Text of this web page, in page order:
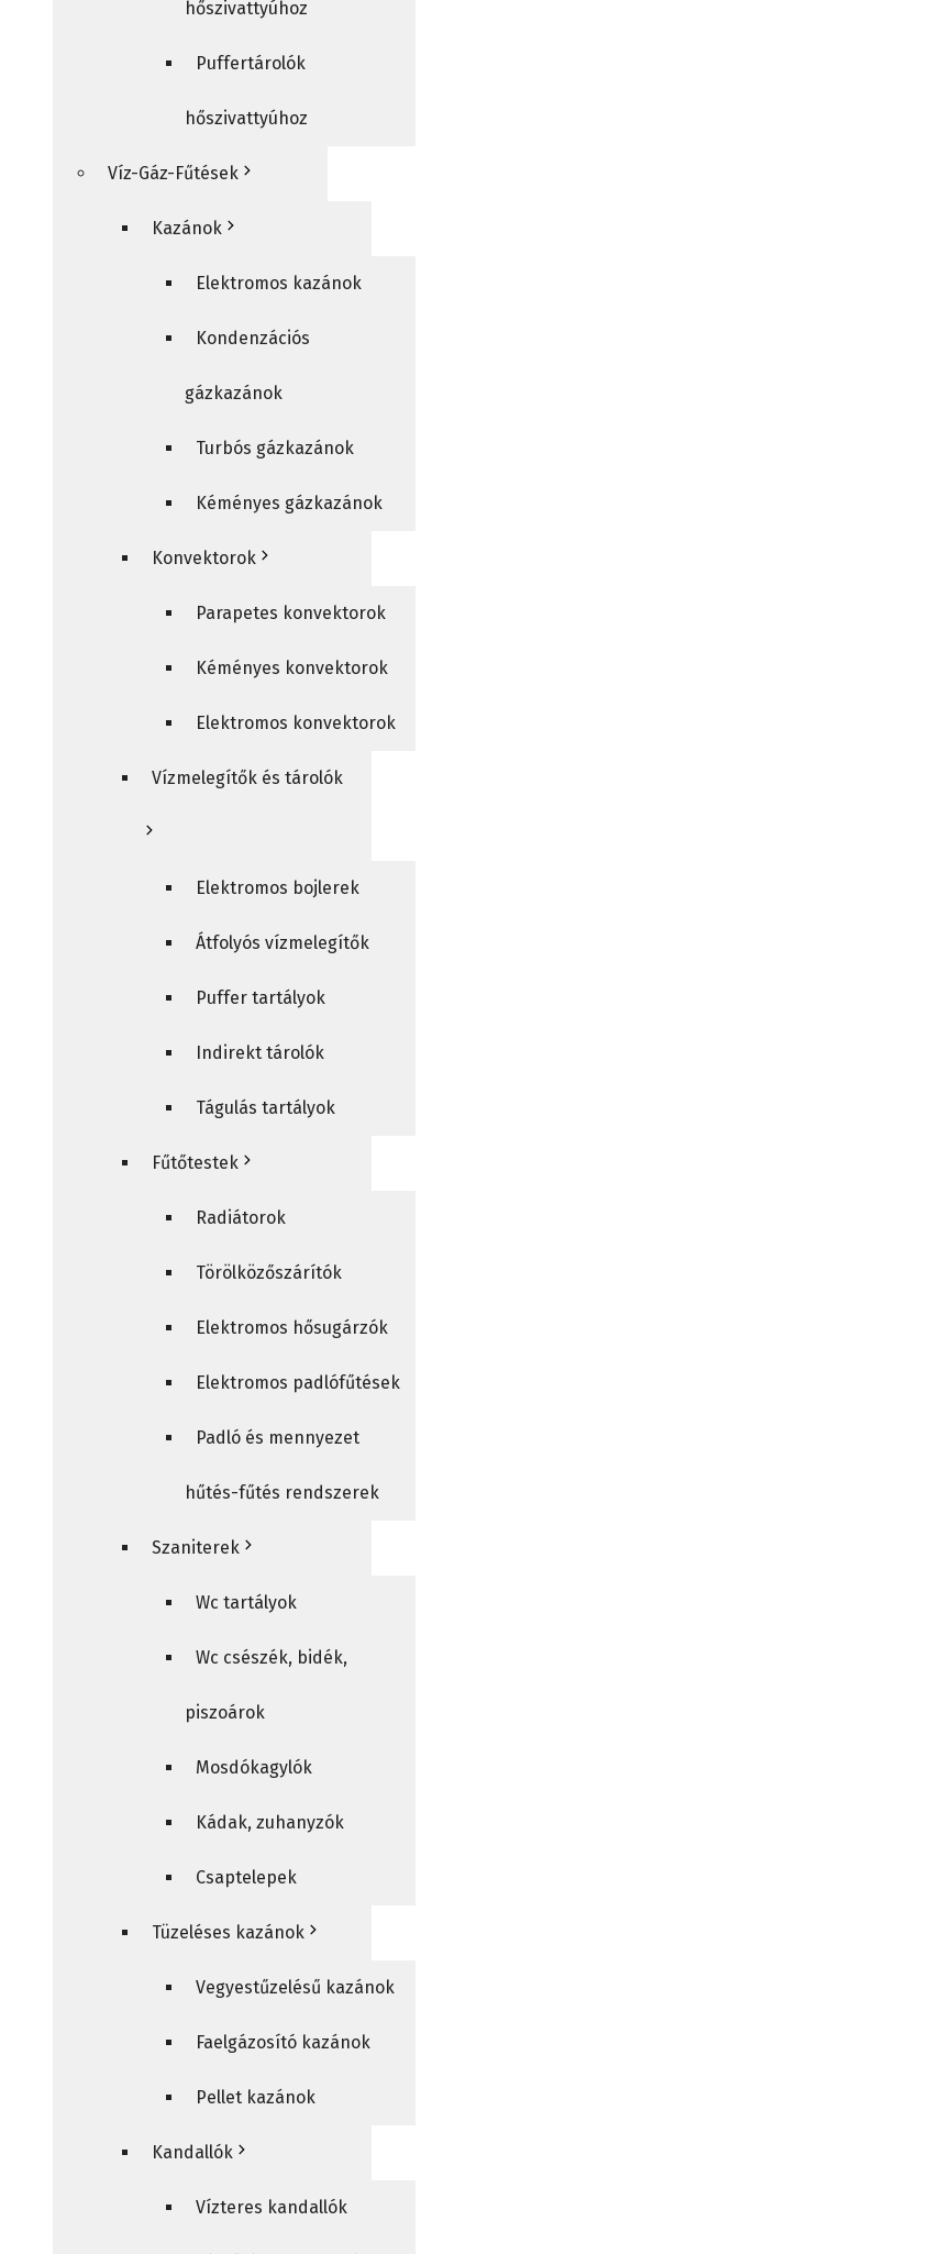
hőszivattyúhoz
Puffertárolók
hőszivattyúhoz
Víz-Gáz-Fűtések
Kazánok
Elektromos kazánok
Kondenzációs
gázkazánok
Turbós gázkazánok
Kéményes gázkazánok
Konvektorok
Parapetes konvektorok
Kéményes konvektorok
Elektromos konvektorok
Vízmelegítők és tárolók
Elektromos bojlerek
Átfolyós vízmelegítők
Puffer tartályok
Indirekt tárolók
Tágulás tartályok
Fűtőtestek
Radiátorok
Törölközőszárítók
Elektromos hősugárzók
Elektromos padlófűtések
Padló és mennyezet
hűtés-fűtés rendszerek
Szaniterek
Wc tartályok
Wc csészék, bidék,
piszoárok
Mosdókagylók
Kádak, zuhanyzók
Csaptelepek
Tüzeléses kazánok
Vegyestűzelésű kazánok
Faelgázosító kazánok
Pellet kazánok
Kandallók
Vízteres kandallók